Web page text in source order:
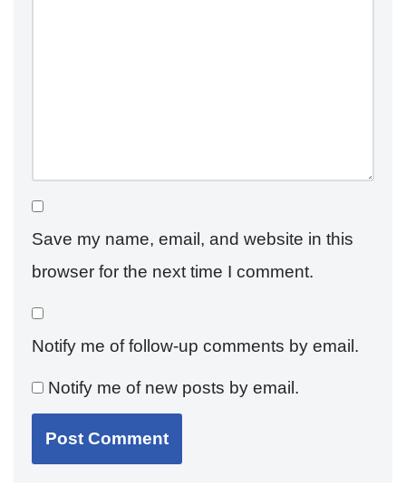
Save my name, email, and website in this
browser for the next time I comment.
Notify me of follow-up comments by email.
Notify me of new posts by email.